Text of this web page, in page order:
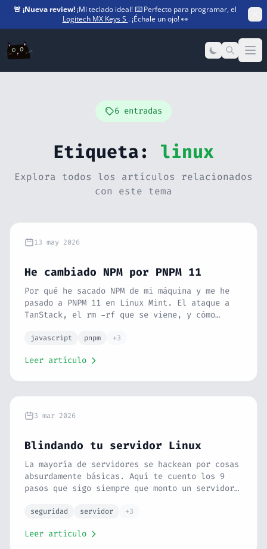
🚨 ¡Nueva review! ¡Mi teclado ideal! ⌨️ Perfecto para programar, el
Logitech MX Keys S . ¡Échale un ojo! 👀
6 entradas
Etiqueta: linux
Explora todos los artículos relacionados
con este tema
13 may 2026
He cambiado NPM por PNPM 11
Por qué he sacado NPM de mi máquina y me he
pasado a PNPM 11 en Linux Mint. El ataque a
TanStack, el rm -rf que se viene, y cómo
javascript pnpm +3
Leer artículo
3 mar 2026
Blindando tu servidor Linux
La mayoría de servidores se hackean por cosas
absurdamente básicas. Aquí te cuento los 9
pasos que sigo siempre que monto un servidor
sin complicarme la vida.
seguridad servidor +3
Leer artículo